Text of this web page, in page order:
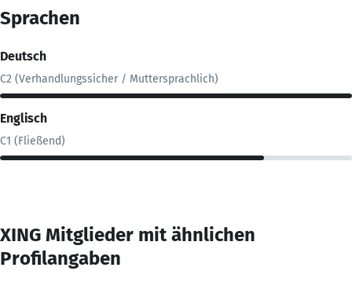
Sprachen
Deutsch
C2 (Verhandlungssicher / Muttersprachlich)
Englisch
C1 (Fließend)
XING Mitglieder mit ähnlichen
Profilangaben